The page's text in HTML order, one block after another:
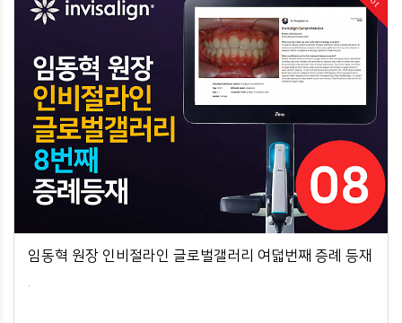
임동혁 원장 인비절라인 글로벌갤러리 여덟번째 증례 등재